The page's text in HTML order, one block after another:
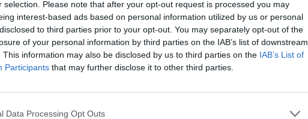
selection. Please note that after your opt-out request is processed you may
interest-based ads based on personal information utilized by us or personal
to third parties prior to your opt-out. You may separately opt-out of the
of your personal information by third parties on the IAB’s list of downstream
This information may also be disclosed by us to third parties on the IAB’s List of
Participants that may further disclose it to other third parties.
Data Processing Opt Outs